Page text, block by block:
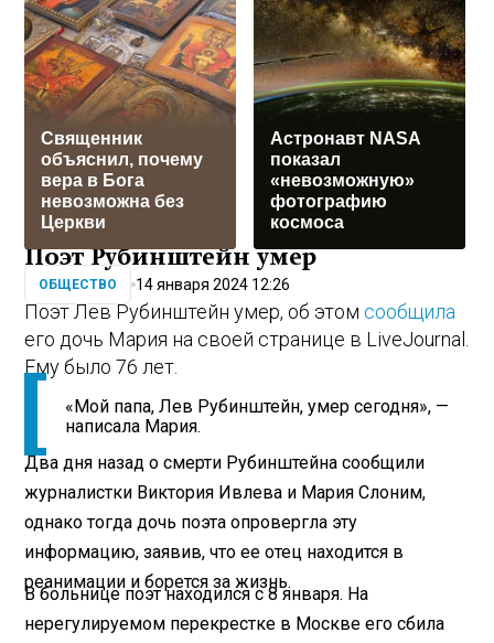
Священник
объяснил, почему
вера в Бога
невозможна без
Церкви
Астронавт NASA
показал
«невозможную»
фотографию
космоса
Поэт Рубинштейн умер
ОБЩЕСТВО 14 января 2024 12:26
Поэт Лев Рубинштейн умер, об этом сообщила
его дочь Мария на своей странице в LiveJournal.
Ему было 76 лет.
«Мой папа, Лев Рубинштейн, умер сегодня», —
написала Мария.
Два дня назад о смерти Рубинштейна сообщили
журналистки Виктория Ивлева и Мария Слоним,
однако тогда дочь поэта опровергла эту
информацию, заявив, что ее отец находится в
реанимации и борется за жизнь.
В больнице поэт находился с 8 января. На
нерегулируемом перекрестке в Москве его сбила